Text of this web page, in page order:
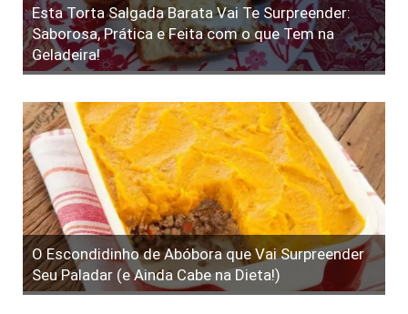
Esta Torta Salgada Barata Vai Te Surpreender:
Saborosa, Prática e Feita com o que Tem na
Geladeira!
O Escondidinho de Abóbora que Vai Surpreender
Seu Paladar (e Ainda Cabe na Dieta!)